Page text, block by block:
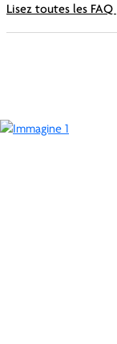
Lisez toutes les FAQ